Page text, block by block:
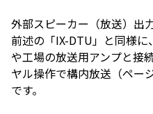
外部スピーカー（放送）出
前述の「IX-DTU」と同様
や工場の放送用アンプと接
ヤル操作で構内放送（ペー
です。